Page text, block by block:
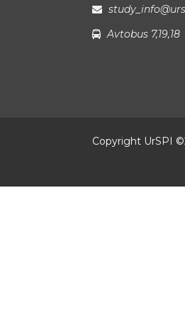
Avtobus 7,19,18
Copyright UrSPI ©